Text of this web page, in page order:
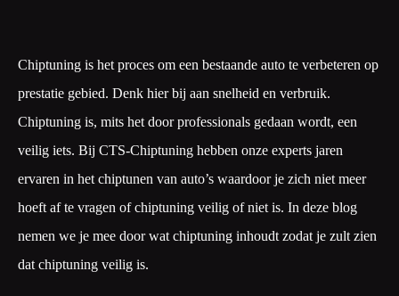
Chiptuning is het proces om een bestaande auto te verbeteren op
prestatie gebied. Denk hier bij aan snelheid en verbruik.
Chiptuning is, mits het door professionals gedaan wordt, een
veilig iets. Bij CTS-Chiptuning hebben onze experts jaren
ervaren in het chiptunen van auto’s waardoor je zich niet meer
hoeft af te vragen of chiptuning veilig of niet is. In deze blog
nemen we je mee door wat chiptuning inhoudt zodat je zult zien
dat chiptuning veilig is.